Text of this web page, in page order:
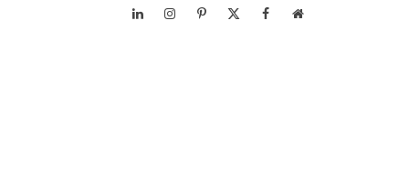
موقع فيسبوك بينتيريستالانستغراملينكدإن